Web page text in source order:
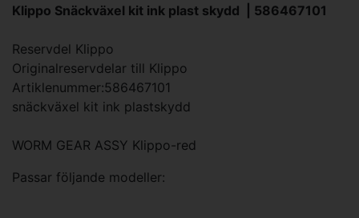
Klippo Snäckväxel kit ink plast skydd | 586467101
Reservdel Klippo
Originalreservdelar till Klippo
Artiklenummer:586467101
snäckväxel kit ink plastskydd
WORM GEAR ASSY Klippo-red
Passar följande modeller: